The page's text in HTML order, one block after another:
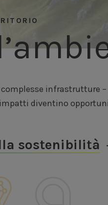
infrastrutture
diventino
sostenibilità